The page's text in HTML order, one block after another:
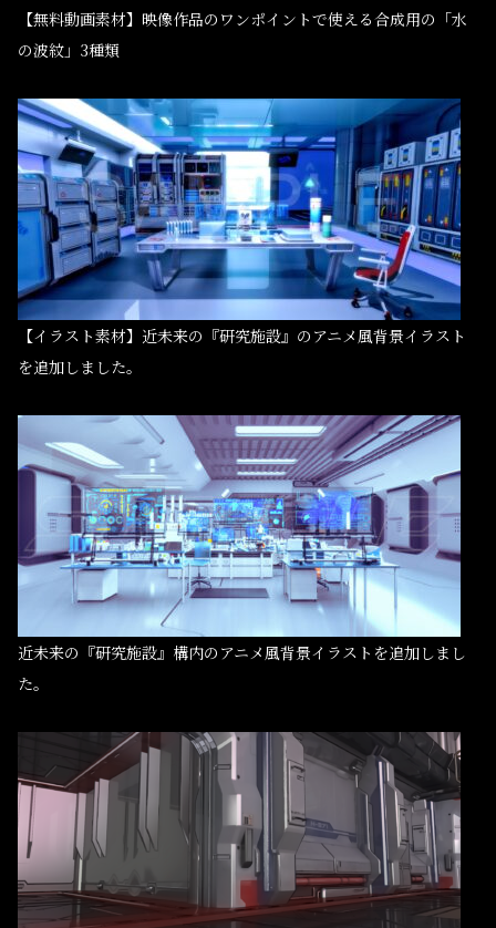
【無料動画素材】映像作品のワンポイントで使える合成用の「水
の波紋」3種類
【イラスト素材】近未来の『研究施設』のアニメ風背景イラスト
を追加しました。
近未来の『研究施設』構内のアニメ風背景イラストを追加しまし
た。